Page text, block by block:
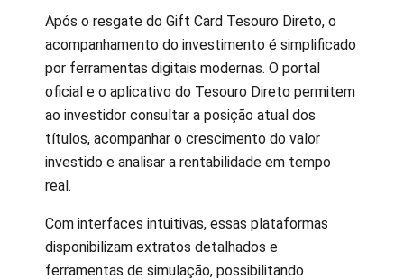
Após o resgate do Gift Card Tesouro Direto, o
acompanhamento do investimento é simplificado
por ferramentas digitais modernas. O portal
oficial e o aplicativo do Tesouro Direto permitem
ao investidor consultar a posição atual dos
títulos, acompanhar o crescimento do valor
investido e analisar a rentabilidade em tempo
real.
Com interfaces intuitivas, essas plataformas
disponibilizam extratos detalhados e
ferramentas de simulação, possibilitando